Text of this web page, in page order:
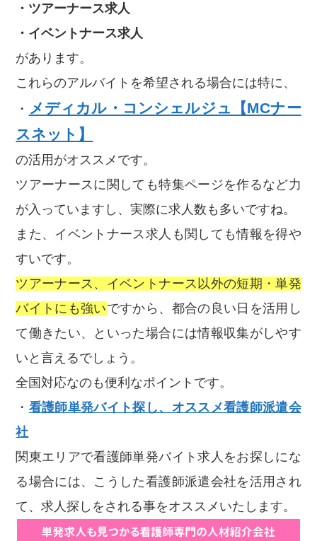
・ツアーナース求人
・イベントナース求人
があります。
これらのアルバイトを希望される場合には特に、
・ メディカル・コンシェルジュ【MCナー
スネット】
の活用がオススメです。
ツアーナースに関しても特集ページを作るなど力
が入っていますし、実際に求人数も多いですね。
また、イベントナース求人も関しても情報を得や
すいです。
ツアーナース、イベントナース以外の短期・単発
バイトにも強いですから、都合の良い日を活用し
て働きたい、といった場合には情報収集がしやす
いと言えるでしょう。
全国対応なのも便利なポイントです。
・ 看護師単発バイト探し、オススメ看護師派遣会
社
関東エリアで看護師単発バイト求人をお探しにな
る場合には、こうした看護師派遣会社を活用され
て、求人探しをされる事をオススメいたします。